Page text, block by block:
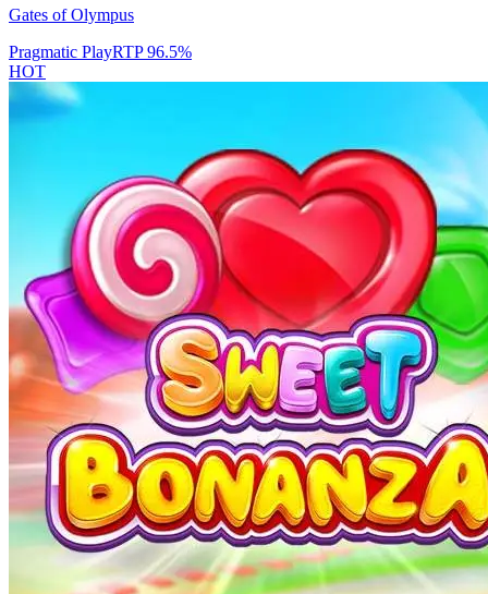
Gates of Olympus
Pragmatic PlayRTP96.5%
HOT